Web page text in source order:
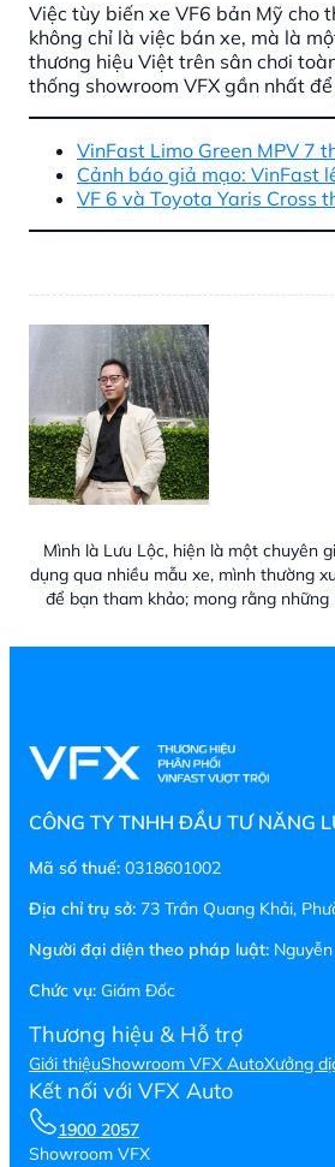
Việc tùy biến xe VF6 bản Mỹ cho
không chỉ là việc bán xe, mà là
thương hiệu Việt trên sân chơi
thống showroom VFX gần nhất để
VinFast Limo Green MPV 7
Cảnh báo giả mạo: VinFast
VF 6 và Toyota Yaris Cross
Mình là Lưu Lộc, hiện là một chuyên
dụng qua nhiều mẫu xe, mình thường
để bạn tham khảo; mong rằng
CÔNG TY TNHH ĐẦU TƯ NĂNG
Mã số thuế: 0318601002
Địa chỉ trụ sở: 73 Trần Quang Khải,
Người đại diện theo pháp luật:
Chức vụ: Giám Đốc
Thương hiệu & Hỗ trợ
Giới thiệuShowroom VFX AutoXưởng
Kết nối với VFX Auto
1900 2057
Showroom VFX